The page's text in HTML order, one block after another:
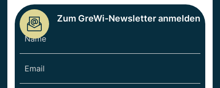
Zum GreWi-Newsletter anmelden